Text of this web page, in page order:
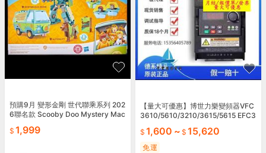
預購9月 變形金剛 世代聯乘系列 202
6聯名款 Scooby Doo Mystery Mac
1,999
【量大可優惠】博世力樂變頻器VFC
3610/5610/3210/3615/5615 EFC3
1,600 ~ 15,620
免運